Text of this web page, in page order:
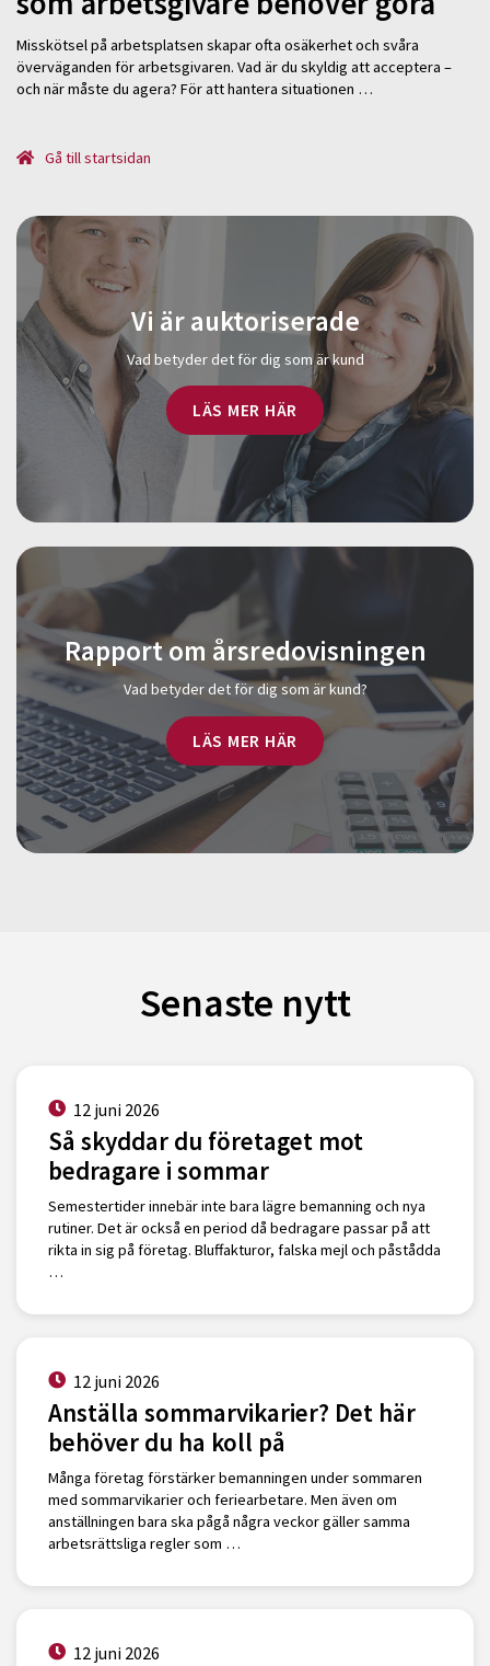
Misskötsel på arbetsplatsen skapar ofta osäkerhet och svåra
överväganden för arbetsgivaren. Vad är du skyldig att acceptera –
och när måste du agera? För att hantera situationen …
Gå till startsidan
Vi är auktoriserade
Vad betyder det för dig som är kund
LÄS MER HÄR
Rapport om årsredovisningen
Vad betyder det för dig som är kund?
LÄS MER HÄR
Senaste nytt
12 juni 2026
Så skyddar du företaget mot
bedragare i sommar
Semestertider innebär inte bara lägre bemanning och nya
rutiner. Det är också en period då bedragare passar på att
rikta in sig på företag. Bluffakturor, falska mejl och påstådda
…
12 juni 2026
Anställa sommarvikarier? Det här
behöver du ha koll på
Många företag förstärker bemanningen under sommaren
med sommarvikarier och feriearbetare. Men även om
anställningen bara ska pågå några veckor gäller samma
arbetsrättsliga regler som …
12 juni 2026